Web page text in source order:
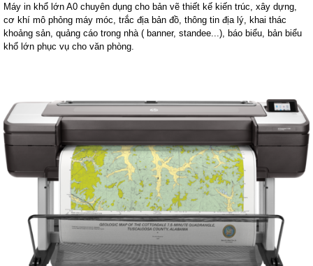
Máy in khổ lớn A0 chuyên dụng cho bản vẽ thiết kế kiến trúc, xây dựng,
cơ khí mô phỏng máy móc, trắc địa bản đồ, thông tin địa lý, khai thác
khoảng sản, quảng cáo trong nhà ( banner, standee...), báo biểu, bản biểu
khổ lớn phục vụ cho văn phòng.